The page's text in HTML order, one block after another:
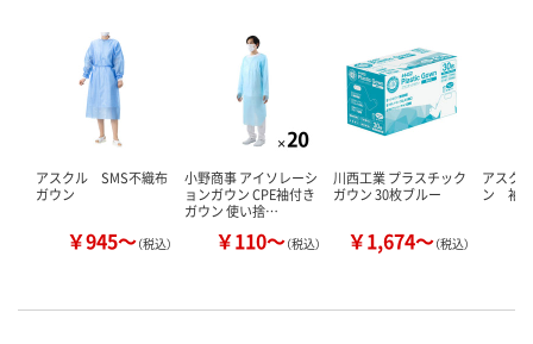
アスクル SMS不織布
ガウン
￥945～（税込）
小野商事 アイソレーシ
ョンガウン CPE袖付き
ガウン 使い捨…
￥110～（税込）
川西工業 プラスチック
ガウン 30枚ブルー
￥1,674～（税込）
アスク
ン 袖